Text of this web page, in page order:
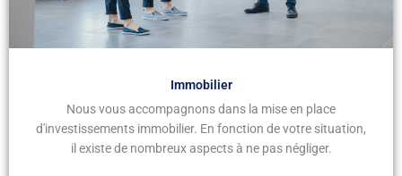
Immobilier
Nous vous accompagnons dans la mise en place
d'investissements immobilier. En fonction de votre situation,
il existe de nombreux aspects à ne pas négliger.